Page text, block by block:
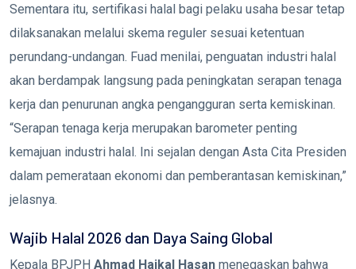
Sementara itu, sertifikasi halal bagi pelaku usaha besar tetap
dilaksanakan melalui skema reguler sesuai ketentuan
perundang-undangan. Fuad menilai, penguatan industri halal
akan berdampak langsung pada peningkatan serapan tenaga
kerja dan penurunan angka pengangguran serta kemiskinan.
“Serapan tenaga kerja merupakan barometer penting
kemajuan industri halal. Ini sejalan dengan Asta Cita Presiden
dalam pemerataan ekonomi dan pemberantasan kemiskinan,”
jelasnya.
Wajib Halal 2026 dan Daya Saing Global
Kepala BPJPH Ahmad Haikal Hasan menegaskan bahwa